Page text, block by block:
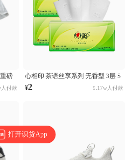
磅
花灰
人付款
心相印 茶语丝享系列 无香型 3层 S
码 132×190mm 抽纸
¥2 9.17w人付款
打开识货App